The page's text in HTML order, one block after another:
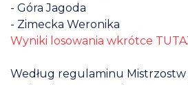
- Góra Jagoda
- Zimecka Weronika
Wyniki losowania wkrótce
Według regulaminu Mistrzostw